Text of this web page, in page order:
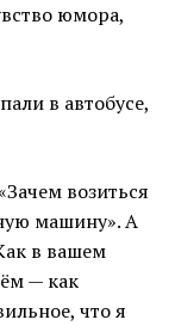
юмора,
в автобусе,
возиться
машину». А
в вашем
— как
что я